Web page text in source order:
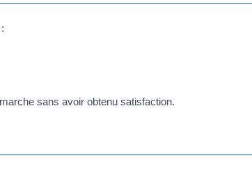
sans avoir obtenu satisfaction.